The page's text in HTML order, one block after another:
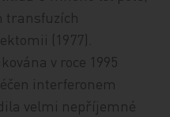
transfuzích
(1977).
v roce 1995
interferonem
velmi nepříjemné